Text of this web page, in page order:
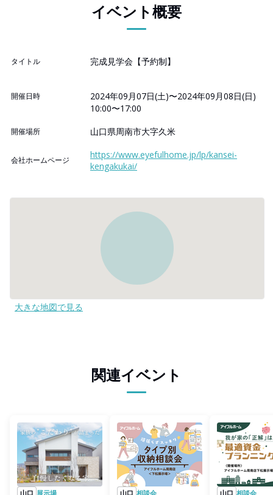
イベント概要
タイトル 完成見学会【予約制】
開催日時
2024年09月07日(土)〜2024年09月08日(日)
10:00〜17:00
開催場所 山口県周南市大字久米
会社ホームページ
https://www.eyefulhome.jp/lp/kansei-
kengakukai/
大きな地図で見る
関連イベント
山口 展示場 山口 相談会 山口 相談会